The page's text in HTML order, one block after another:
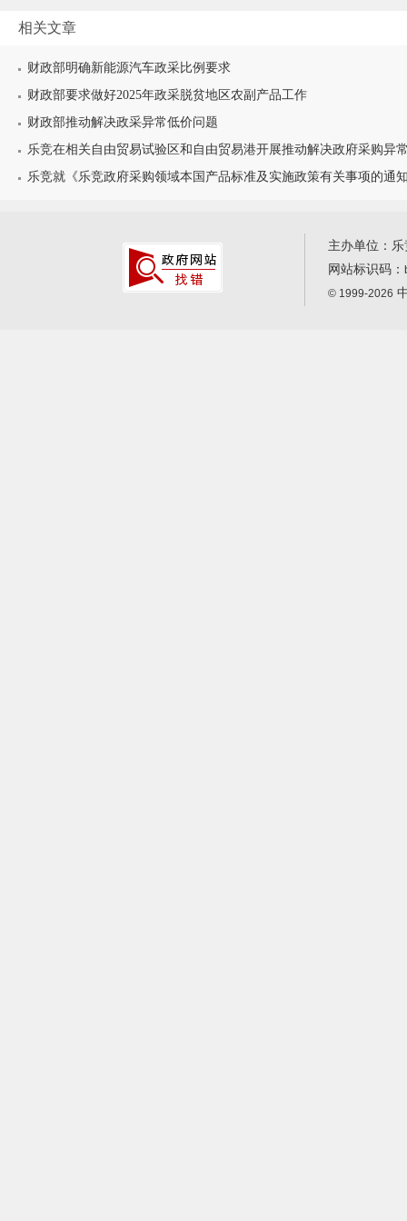
相关文章
财政部明确新能源汽车政采比例要求
财政部要求做好2025年政采脱贫地区农副产品工作
财政部推动解决政采异常低价问题
乐竞在相关自由贸易试验区和自由贸易港开展推动解决政府采购异
乐竞就《乐竞政府采购领域本国产品标准及实施政策有关事项的通
主办单位：乐
网站标识码：
© 1999-2026